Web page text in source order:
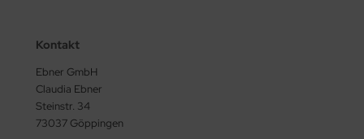
Kontakt
Ebner GmbH
Claudia Ebner
Steinstr. 34
73037 Göppingen